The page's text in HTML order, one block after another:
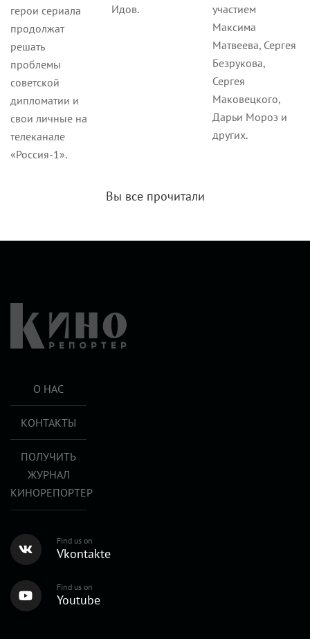
герои сериала
продолжат
решать
проблемы
советской
дипломатии и
свои личные на
телеканале
«Россия-1».
Идов.
участием
Максима
Матвеева, Сергея
Безрукова,
Сергея
Маковецкого,
Дарьи Мороз и
других.
Вы все прочитали
О НАС
КОНТАКТЫ
ПОЛУЧИТЬ
ЖУРНАЛ
КИНОРЕПОРТЕР
Find us on
Vkontakte
Find us on
Youtube